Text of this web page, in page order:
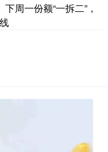
周一份额“一拆二”，